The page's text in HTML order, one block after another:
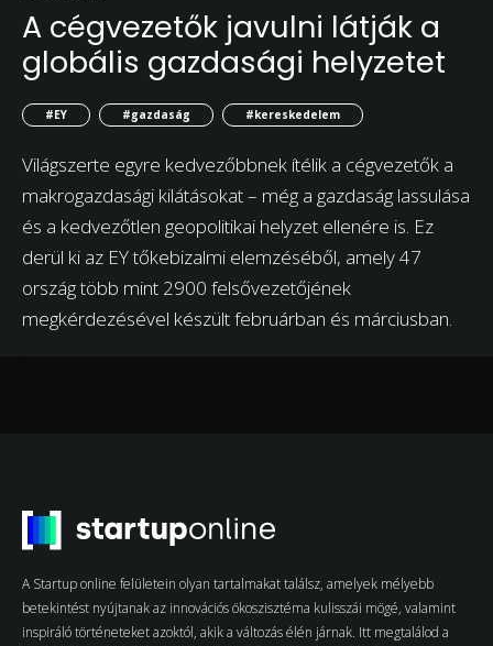
A cégvezetők javulni látják a
globális gazdasági helyzetet
#EY #gazdaság #kereskedelem
Világszerte egyre kedvezőbbnek ítélik a cégvezetők a
makrogazdasági kilátásokat – még a gazdaság lassulása
és a kedvezőtlen geopolitikai helyzet ellenére is. Ez
derül ki az EY tőkebizalmi elemzéséből, amely 47
ország több mint 2900 felsővezetőjének
megkérdezésével készült februárban és márciusban.
A Startup online felületein olyan tartalmakat találsz, amelyek mélyebb
betekintést nyújtanak az innovációs ökoszisztéma kulisszái mögé, valamint
inspiráló történeteket azoktól, akik a változás élén járnak. Itt megtalálod a